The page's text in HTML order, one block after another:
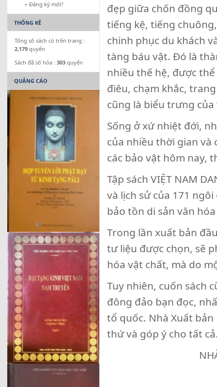
đẹp giữa chốn đồng
tiếng kệ, tiếng
chinh phục du khách
tàng báu vật. Đó là
nhiều thế hệ, được
điêu, chạm khắc,
cũng là biểu trưng của
Sống ở xứ nhiệt đới,
của nhiều thời gian và
các bảo vật hôm nay,
Tập sách VIỆT NAM
và lịch sử của 171
bảo tồn di sản văn
Trong lần xuất bản
tư liệu được chọn, sẽ
hóa vật chất, mà do
Tuy nhiên, cuốn sách
đông đảo bạn đọc,
tổ quốc. Nhà Xuất
thứ và góp ý cho tất
NHÀ XUẤT
Đăng ký mới?
THỐNG KÊ
Tổng số sách có trên trang :
2,179 quyển
Sách đã số hóa : 303 quyển
QUẢNG CÁO